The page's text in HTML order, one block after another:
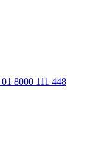
01 8000 111 448